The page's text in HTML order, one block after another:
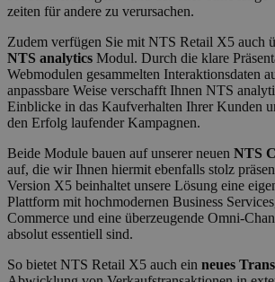
zeiten für andere zu verursachen.
Zudem verfügen Sie mit NTS Retail X5 auch
NTS analytics Modul. Durch die klare
Webmodulen gesammelten Interaktionsdaten
anpassbare Weise verschafft Ihnen NTS
Einblicke in das Kaufverhalten Ihrer Kunden
den Erfolg laufender Kampagnen.
Beide Module bauen auf unserer neuen NTS
auf, die wir Ihnen hiermit ebenfalls stolz
Version X5 beinhaltet unsere Lösung eine
Plattform mit hochmodernen Business
Commerce und eine überzeugende Omni-
absolut essentiell sind.
So bietet NTS Retail X5 auch ein neues